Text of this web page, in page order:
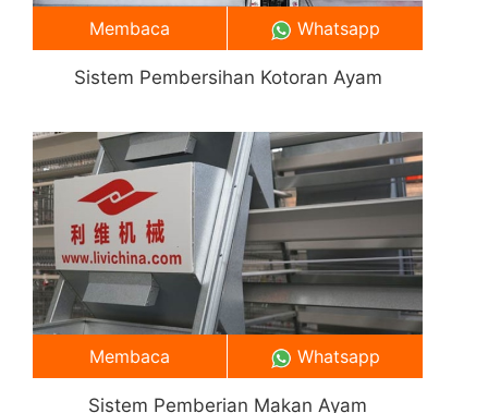
Sistem Pembersihan Kotoran Ayam
Membaca Whatsapp
Sistem Pemberian Makan Ayam
Membaca Whatsapp